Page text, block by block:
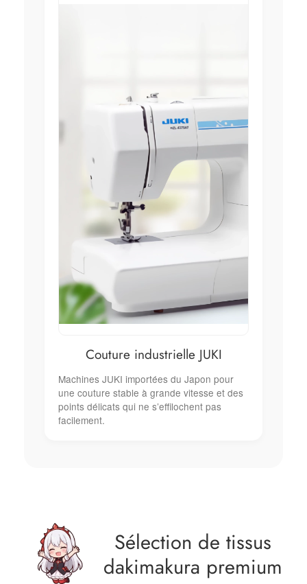
Couture industrielle JUKI
Machines JUKI importées du Japon pour
une couture stable à grande vitesse et des
points délicats qui ne s’effilochent pas
facilement.
Sélection de tissus
dakimakura premium